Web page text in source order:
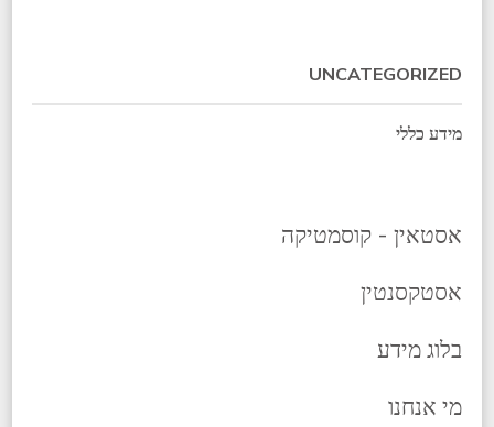
UNCATEGORIZED
מידע כללי
אסטאין - קוסמטיקה
אסטקסנטין
בלוג מידע
מי אנחנו